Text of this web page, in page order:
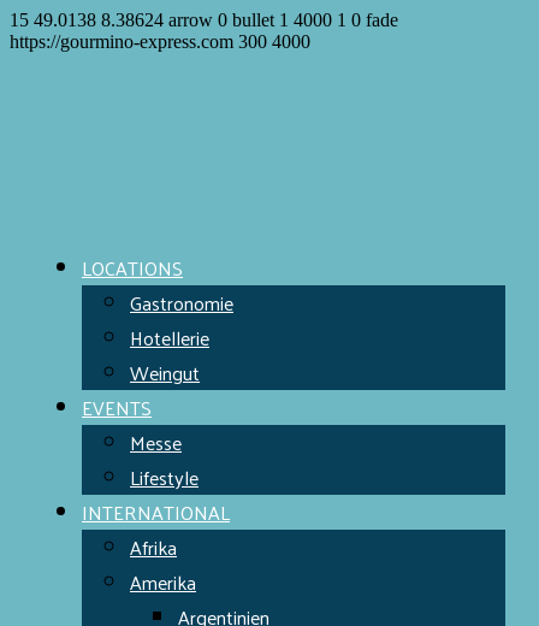
15 49.0138 8.38624 arrow 0 bullet 1 4000 1 0 fade
https://gourmino-express.com 300 4000
LOCATIONS
Gastronomie
Hotellerie
Weingut
EVENTS
Messe
Lifestyle
INTERNATIONAL
Afrika
Amerika
Argentinien